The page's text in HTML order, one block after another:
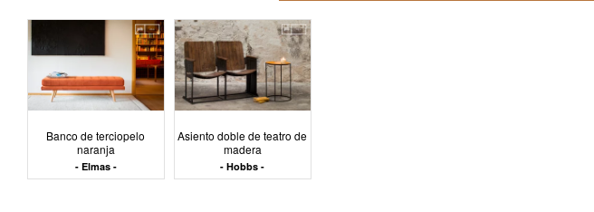
El banco de salón actúa como mueble de unión. Conecta diferentes usos sin multiplicar
El banco del salón actúa como mueble de unión
Banco de terciopelo
naranja
Elmas
Asiento doble de teatro de
madera
Hobbs